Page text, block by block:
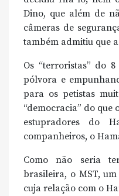
Dino, que além de
câmeras de
também admitiu que
Os “terroristas” do
pólvora e
para os petistas
“democracia” do que
estupradores do
companheiros, o
Como não seria
brasileira, o MST,
cuja relação com o